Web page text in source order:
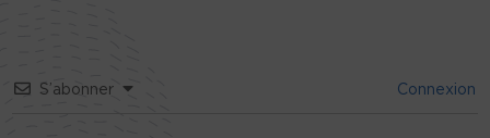
S’abonner Connexion